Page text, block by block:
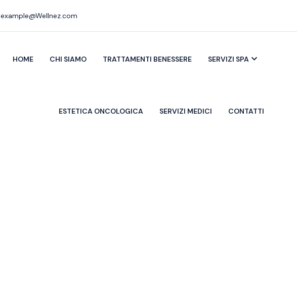
example@Wellnez.com
HOME CHI SIAMO TRATTAMENTI BENESSERE SERVIZI SPA
ESTETICA ONCOLOGICA SERVIZI MEDICI CONTATTI